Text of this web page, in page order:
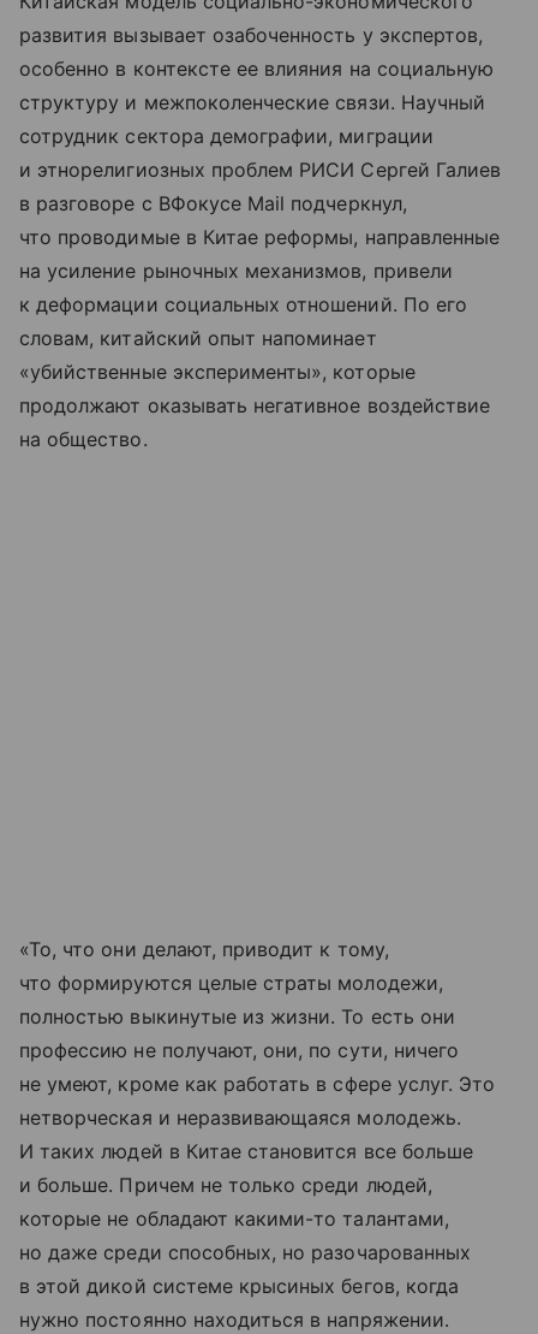
развития вызывает озабоченность у экспертов,
особенно в контексте ее влияния на социальную
структуру и межпоколенческие связи. Научный
сотрудник сектора демографии, миграции
и этнорелигиозных проблем РИСИ Сергей Галиев
в разговоре с ВФокусе Mail подчеркнул,
что проводимые в Китае реформы, направленные
на усиление рыночных механизмов, привели
к деформации социальных отношений. По его
словам, китайский опыт напоминает
«убийственные эксперименты», которые
продолжают оказывать негативное воздействие
на общество.
«То, что они делают, приводит к тому,
что формируются целые страты молодежи,
полностью выкинутые из жизни. То есть они
профессию не получают, они, по сути, ничего
не умеют, кроме как работать в сфере услуг. Это
нетворческая и неразвивающаяся молодежь.
И таких людей в Китае становится все больше
и больше. Причем не только среди людей,
которые не обладают какими-то талантами,
но даже среди способных, но разочарованных
в этой дикой системе крысиных бегов, когда
нужно постоянно находиться в напряжении.